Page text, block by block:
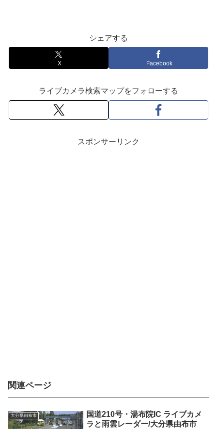
シェアする
X Facebook
ライブカメラ検索マップをフォローする
スポンサーリンク
関連ページ
大分県由布市
国道210号・湯布院IC ライブカメ
ラと雨雲レーダー/大分県由布市